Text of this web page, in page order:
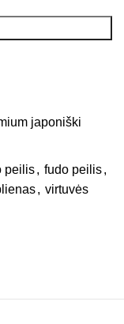
japoniški
peilis, fudo peilis,
, virtuvės